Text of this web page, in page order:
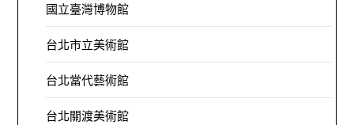
國立臺灣博物館
台北市立美術館
台北當代藝術館
台北關渡美術館